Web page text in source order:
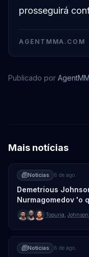
prosseguirá
AGENTMMA.COM
Publicado por
Mais notícias
Notícias 6 de ago.
Demetrious
Nurmagomedov 'o
Topuria Johnson
Notícias 6 de ago.